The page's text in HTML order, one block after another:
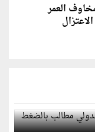
العمر
الدولي مطالب